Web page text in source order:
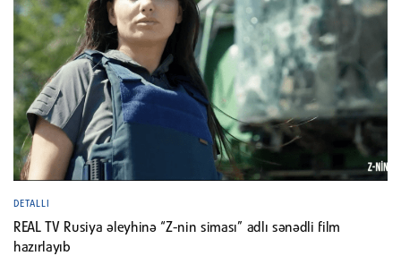
DETALLI
REAL TV Rusiya əleyhinə “Z-nin siması” adlı sənədli film
hazırlayıb